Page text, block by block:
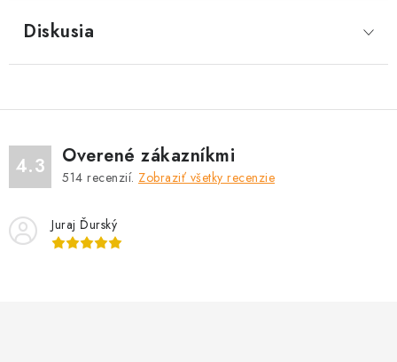
Diskusia
4.3 Overené zákazníkmi
514 recenzií. Zobraziť všetky recenzie
Juraj Ďurský